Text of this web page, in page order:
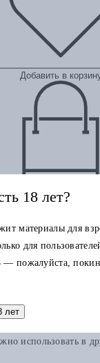
Добавить в
применить только
использовать в
18 лет?
материалы для
для
пожалуйста,
лет